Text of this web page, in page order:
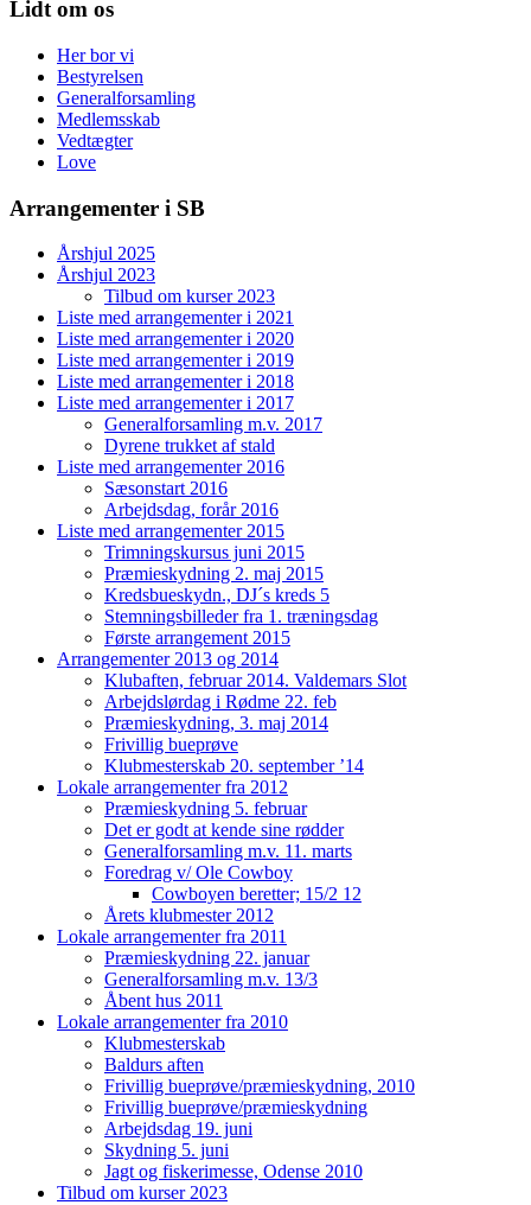
Lidt om os
Her bor vi
Bestyrelsen
Generalforsamling
Medlemsskab
Vedtægter
Love
Arrangementer i SB
Årshjul 2025
Årshjul 2023
Tilbud om kurser 2023
Liste med arrangementer i 2021
Liste med arrangementer i 2020
Liste med arrangementer i 2019
Liste med arrangementer i 2018
Liste med arrangementer i 2017
Generalforsamling m.v. 2017
Dyrene trukket af stald
Liste med arrangementer 2016
Sæsonstart 2016
Arbejdsdag, forår 2016
Liste med arrangementer 2015
Trimningskursus juni 2015
Præmieskydning 2. maj 2015
Kredsbueskydn., DJ´s kreds 5
Stemningsbilleder fra 1. træningsdag
Første arrangement 2015
Arrangementer 2013 og 2014
Klubaften, februar 2014. Valdemars Slot
Arbejdslørdag i Rødme 22. feb
Præmieskydning, 3. maj 2014
Frivillig bueprøve
Klubmesterskab 20. september ’14
Lokale arrangementer fra 2012
Præmieskydning 5. februar
Det er godt at kende sine rødder
Generalforsamling m.v. 11. marts
Foredrag v/ Ole Cowboy
Cowboyen beretter; 15/2 12
Årets klubmester 2012
Lokale arrangementer fra 2011
Præmieskydning 22. januar
Generalforsamling m.v. 13/3
Åbent hus 2011
Lokale arrangementer fra 2010
Klubmesterskab
Baldurs aften
Frivillig bueprøve/præmieskydning, 2010
Frivillig bueprøve/præmieskydning
Arbejdsdag 19. juni
Skydning 5. juni
Jagt og fiskerimesse, Odense 2010
Tilbud om kurser 2023